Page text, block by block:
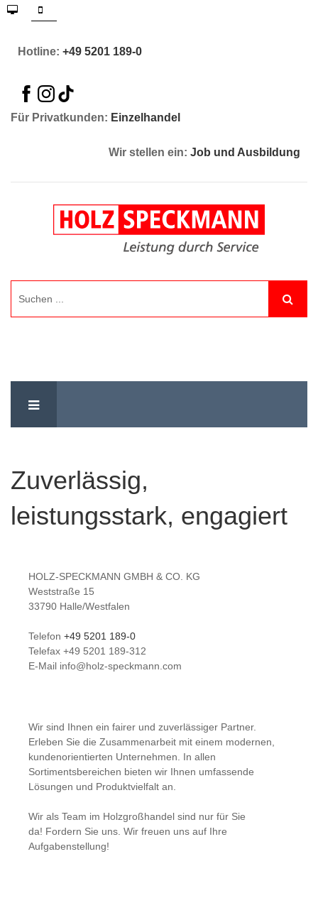
Hotline: +49 5201 189-0
Für Privatkunden: Einzelhandel
Wir stellen ein: Job und Ausbildung
Zuverlässig,
leistungsstark, engagiert
HOLZ-SPECKMANN GMBH & CO. KG
Weststraße 15
33790 Halle/Westfalen
Telefon +49 5201 189-0
Telefax +49 5201 189-312
E-Mail info@holz-speckmann.com
Wir sind Ihnen ein fairer und zuverlässiger Partner.
Erleben Sie die Zusammenarbeit mit einem modernen,
kundenorientierten Unternehmen. In allen
Sortimentsbereichen bieten wir Ihnen umfassende
Lösungen und Produktvielfalt an.
Wir als Team im Holzgroßhandel sind nur für Sie
da! Fordern Sie uns. Wir freuen uns auf Ihre
Aufgabenstellung!